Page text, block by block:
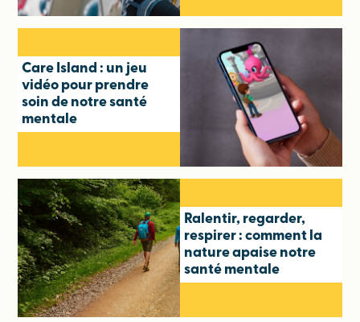
Care Island : un jeu
vidéo pour prendre
soin de notre santé
mentale
Ralentir, regarder,
respirer : comment la
nature apaise notre
santé mentale